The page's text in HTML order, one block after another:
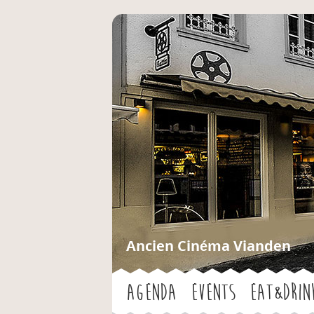
Ancien Cinéma Vianden
Agenda Events